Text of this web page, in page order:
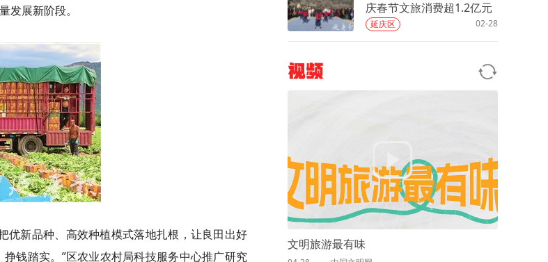
发展新阶段。
优新品种、高效种植模式落地扎根，让良田出好
钱踏实。”区农业农村局科技服务中心推广研究
庆春节文旅消费超1.2亿元
延庆区 02-28
视频
文明旅游最有味